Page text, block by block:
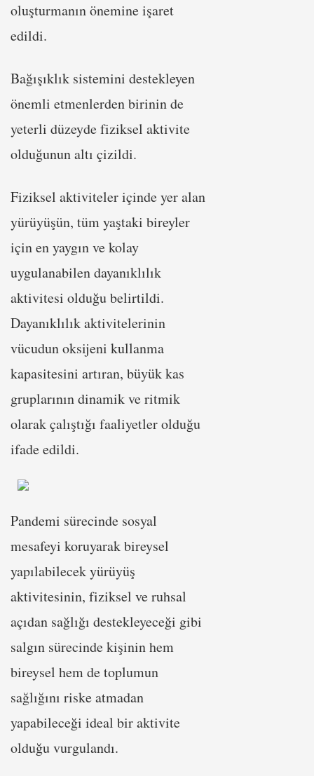
oluşturmanın önemine işaret
edildi.
Bağışıklık sistemini destekleyen
önemli etmenlerden birinin de
yeterli düzeyde fiziksel aktivite
olduğunun altı çizildi.
Fiziksel aktiviteler içinde yer alan
yürüyüşün, tüm yaştaki bireyler
için en yaygın ve kolay
uygulanabilen dayanıklılık
aktivitesi olduğu belirtildi.
Dayanıklılık aktivitelerinin
vücudun oksijeni kullanma
kapasitesini artıran, büyük kas
gruplarının dinamik ve ritmik
olarak çalıştığı faaliyetler olduğu
ifade edildi.
Pandemi sürecinde sosyal
mesafeyi koruyarak bireysel
yapılabilecek yürüyüş
aktivitesinin, fiziksel ve ruhsal
açıdan sağlığı destekleyeceği gibi
salgın sürecinde kişinin hem
bireysel hem de toplumun
sağlığını riske atmadan
yapabileceği ideal bir aktivite
olduğu vurgulandı.